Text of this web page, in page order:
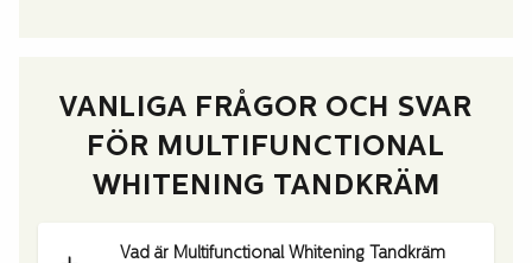
VANLIGA FRÅGOR OCH SVAR
FÖR MULTIFUNCTIONAL
WHITENING TANDKRÄM
Vad är Multifunctional Whitening Tandkräm